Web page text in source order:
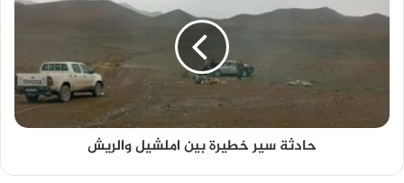
حادثة سير خطيرة بين املشيل والريش